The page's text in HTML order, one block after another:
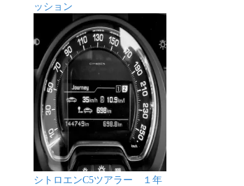
ッション
シトロエンC5ツアラー １年